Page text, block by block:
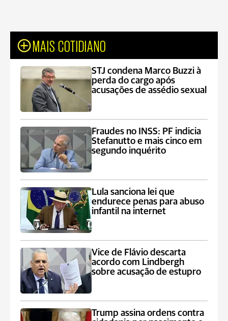
MAIS COTIDIANO
STJ condena Marco Buzzi à
perda do cargo após
acusações de assédio sexual
Fraudes no INSS: PF indicia
Stefanutto e mais cinco em
segundo inquérito
Lula sanciona lei que
endurece penas para abuso
infantil na internet
Vice de Flávio descarta
acordo com Lindbergh
sobre acusação de estupro
Trump assina ordens contra